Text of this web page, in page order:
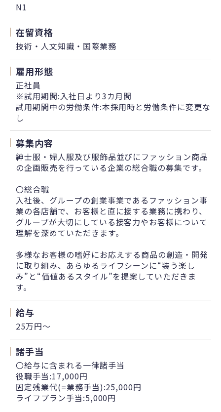
N1
在留資格
技術・人文知識・国際業務
雇用形態
正社員
※試用期間:入社日より3カ月間
試用期間中の労働条件:本採用時と労働条件に変更な
し
募集内容
紳士服・婦人服及び服飾品並びにファッション商品
の企画販売を行っている企業の総合職の募集です。
〇総合職
入社後、グループの創業事業であるファッション事
業の各店舗で、お客様と直に接する業務に携わり、
グループが大切にしている接客力やお客様について
理解を深めていただきます。
多様なお客様の嗜好にお応えする商品の創造・開発
に取り組み、あらゆるライフシーンに“装う楽し
み”と“価値あるスタイル”を提案していただきま
す。
給与
25万円〜
諸手当
〇給与に含まれる一律諸手当
役職手当:17,000円
固定残業代(=業務手当):25,000円
ライフプラン手当:5,000円